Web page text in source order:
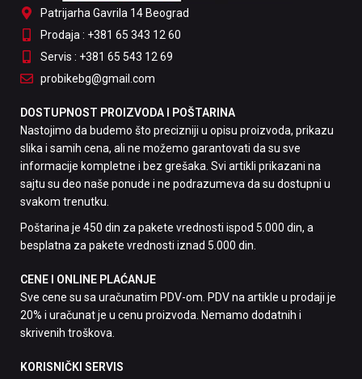
Patrijarha Gavrila 14 Beograd
Prodaja : +381 65 343 12 60
Servis : +381 65 543 12 69
probikebg@gmail.com
DOSTUPNOST PROIZVODA I POŠTARINA
Nastojimo da budemo što precizniji u opisu proizvoda, prikazu
slika i samih cena, ali ne možemo garantovati da su sve
informacije kompletne i bez grešaka. Svi artikli prikazani na
sajtu su deo naše ponude i ne podrazumeva da su dostupni u
svakom trenutku.
Poštarina je 450 din za pakete vrednosti ispod 5.000 din, a
besplatna za pakete vrednosti iznad 5.000 din.
CENE I ONLINE PLAĆANJE
Sve cene su sa uračunatim PDV-om. PDV na artikle u prodaji je
20% i uračunat je u cenu proizvoda. Nemamo dodatnih i
skrivenih troškova.
KORISNIČKI SERVIS